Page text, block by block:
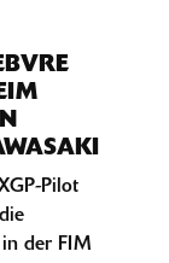
Pilot
in der FIM